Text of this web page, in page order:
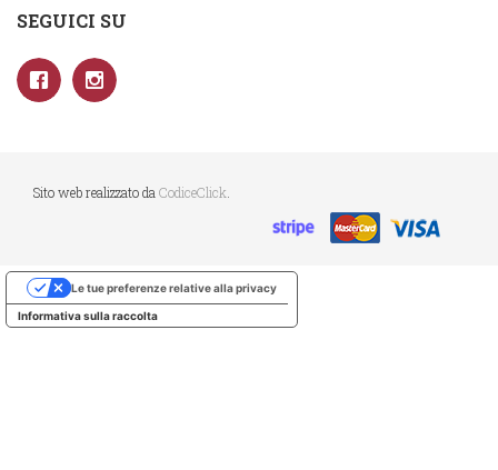
SEGUICI SU
Sito web realizzato da CodiceClick
Informativa sulla raccolta
Le tue preferenze relative alla privacy